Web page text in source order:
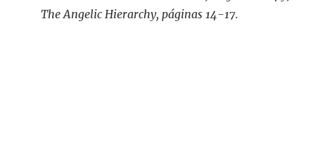
The Angelic Hierarchy, páginas 14-17.